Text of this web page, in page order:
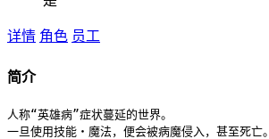
详情 角色 员工
简介
人称“英雄病”症状蔓延的世界。
一旦使用技能・魔法，便会被病魔侵入，甚至死亡。